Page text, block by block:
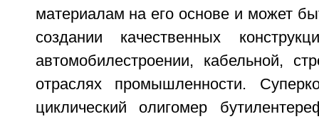
материалам на его основе и может
создании качественных
автомобилестроении, кабельной,
отраслях промышленности.
циклический олигомер